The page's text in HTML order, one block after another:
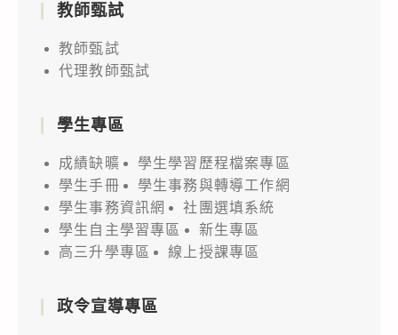
教師甄試
教師甄試
代理教師甄試
學生專區
成績缺曠
學生學習歷程檔案專區
學生手冊
學生事務與轉導工作網
學生事務資訊網
社團選填系統
學生自主學習專區
新生專區
高三升學專區
線上授課專區
政令宣導專區